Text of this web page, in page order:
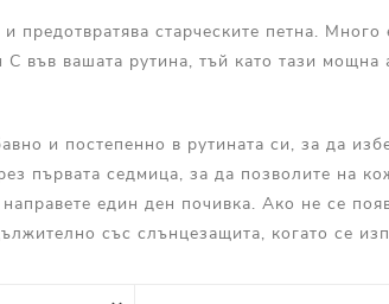
предотвратява старческите петна.
във вашата рутина, тъй като тази мощна
и постепенно в рутината си, за да
първата седмица, за да позволите на
един ден почивка. Ако не се
със слънцезащита, когато се